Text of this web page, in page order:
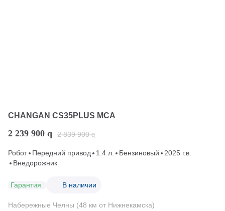
CHANGAN CS35PLUS MCA
2 239 900 q 2 839 900 q
Робот Передний привод 1.4 л. Бензиновый
2025 г.в.
Внедорожник
Гарантия В наличии
Набережные Челны (48 км от Нижнекамска)